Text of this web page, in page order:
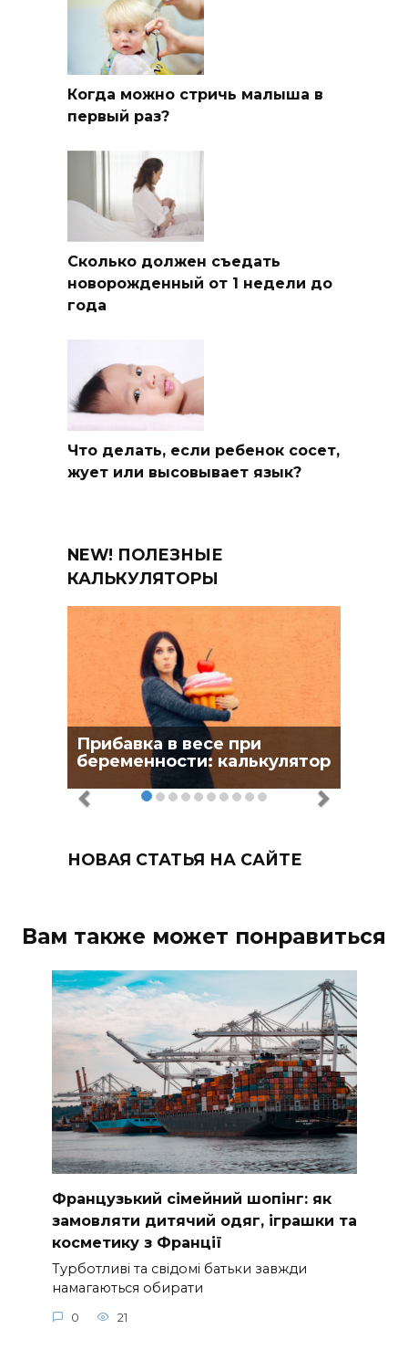
Когда можно стричь малыша в
первый раз?
Сколько должен съедать
новорожденный от 1 недели до
года
Что делать, если ребенок сосет,
жует или высовывает язык?
NEW! ПОЛЕЗНЫЕ
КАЛЬКУЛЯТОРЫ
Прибавка в весе при
беременности: калькулятор
НОВАЯ СТАТЬЯ НА САЙТЕ
Вам также может понравиться
Французький сімейний шопінг: як
замовляти дитячий одяг, іграшки та
косметику з Франції
Турботливі та свідомі батьки завжди
намагаються обирати
0 21